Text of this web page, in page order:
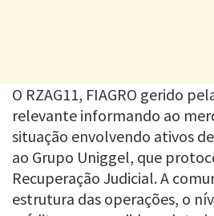
O RZAG11, FIAGRO gerido
relevante informando ao
situação envolvendo ativos
ao Grupo Uniggel, que
Recuperação Judicial. A
estrutura das operações, o